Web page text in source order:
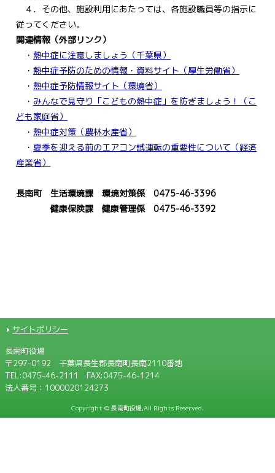
４．その他、施設利用にあたっては、各施設職員等の指示に
従ってください。
関連情報（外部リンク）
・ 熱中症に注意しましょう（千葉県）
・ 熱中症予防のための情報・資料サイト（厚生労働省）
・ 熱中症予防情報サイト（環境省）
・ みんなで見守り「こどもの熱中症」を防ぎましょう！（こ
ども家庭省）
・ 熱中症対策（農林水産省）
・ 夏季を迎える前のエアコン試運転の重要性について（経済
産業省）
長南町 生活環境課 環境対策係 0475-46-3396
健康保険課 健康管理係 0475-46-3392
サイトポリシー
長南町役場
〒297-0192 千葉県長生郡長南町長南2110番地
TEL:0475-46-2111
FAX:0475-46-1214
法人番号：1000020124273
Copyright © 長南町役場,All Rights Reserved.